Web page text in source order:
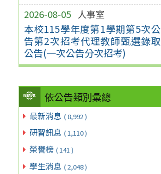
2026-08-05 人事室
本校115學年度第1學期第5次公
告第2次招考代理教師甄選錄取
公告(一次公告分次招考)
依公告類別彙總
最新消息 ( 8,992 )
研習訊息 ( 1,110 )
榮譽榜 ( 141 )
學生消息 ( 2,048 )